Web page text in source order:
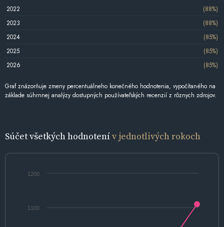
2022
(88%)
2023
(88%)
2024
(85%)
2025
(85%)
2026
(85%)
Graf znázorňuje zmeny percentuálneho konečného hodnotenia, vypočítaného na
základe súhrnnej analýzy dostupných používateľských recenzií z rôznych zdrojov.
Súčet všetkých hodnotenív jednotlivých rokoch
1100
1200